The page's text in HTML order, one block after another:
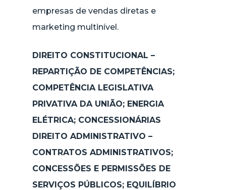
empresas de vendas diretas e
marketing multinível.
DIREITO CONSTITUCIONAL –
REPARTIÇÃO DE COMPETÊNCIAS;
COMPETÊNCIA LEGISLATIVA
PRIVATIVA DA UNIÃO; ENERGIA
ELÉTRICA; CONCESSIONÁRIAS
DIREITO ADMINISTRATIVO –
CONTRATOS ADMINISTRATIVOS;
CONCESSÕES E PERMISSÕES DE
SERVIÇOS PÚBLICOS; EQUILÍBRIO